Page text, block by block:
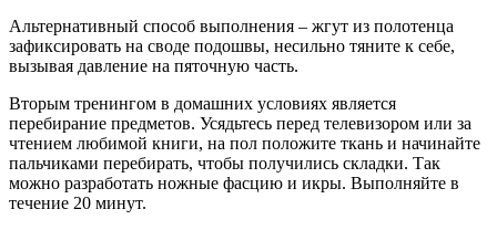
Альтернативный способ выполнения – жгут из полотенца
зафиксировать на своде подошвы, несильно тяните к себе,
вызывая давление на пяточную часть.
Вторым тренингом в домашних условиях является
перебирание предметов. Усядьтесь перед телевизором или за
чтением любимой книги, на пол положите ткань и начинайте
пальчиками перебирать, чтобы получились складки. Так
можно разработать ножные фасцию и икры. Выполняйте в
течение 20 минут.